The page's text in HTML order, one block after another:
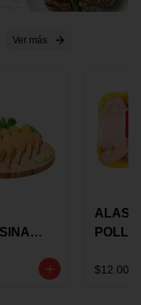
Ver más
A
ALAS
POLLO
$12.000